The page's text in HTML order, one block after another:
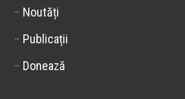
– Noutăți
– Publicații
– Donează